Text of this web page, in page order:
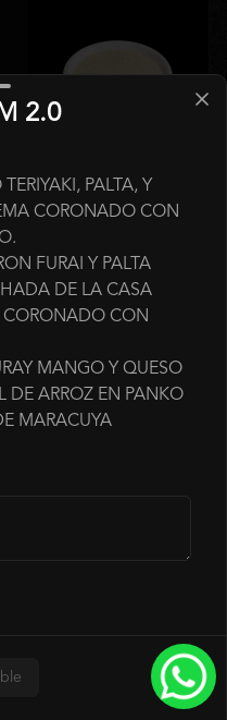
2.0
PALTA, Y
CORONADO CON
FURAI Y PALTA
DE LA CASA
CON
MANGO Y QUESO
DE ARROZ EN PANKO
MARACUYA